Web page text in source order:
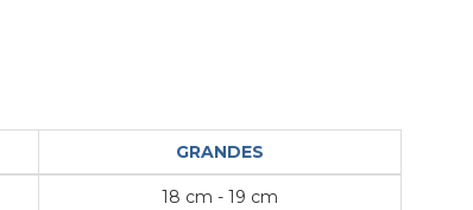
GRANDES
18 cm - 19 cm